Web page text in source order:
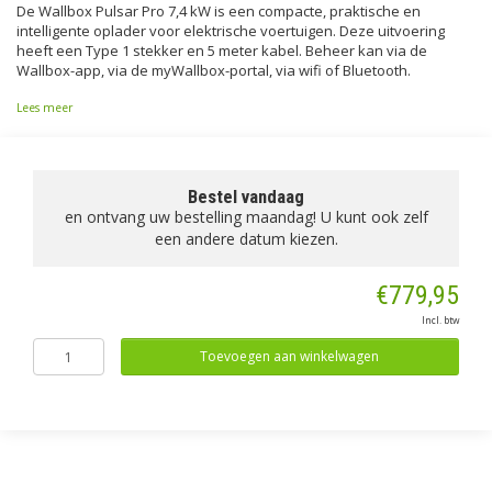
De Wallbox Pulsar Pro 7,4 kW is een compacte, praktische en
intelligente oplader voor elektrische voertuigen. Deze uitvoering
heeft een Type 1 stekker en 5 meter kabel. Beheer kan via de
Wallbox-app, via de myWallbox-portal, via wifi of Bluetooth.
Lees meer
Bestel vandaag
en ontvang uw bestelling maandag! U kunt ook zelf
een andere datum kiezen.
€779,95
Incl. btw
Toevoegen aan winkelwagen